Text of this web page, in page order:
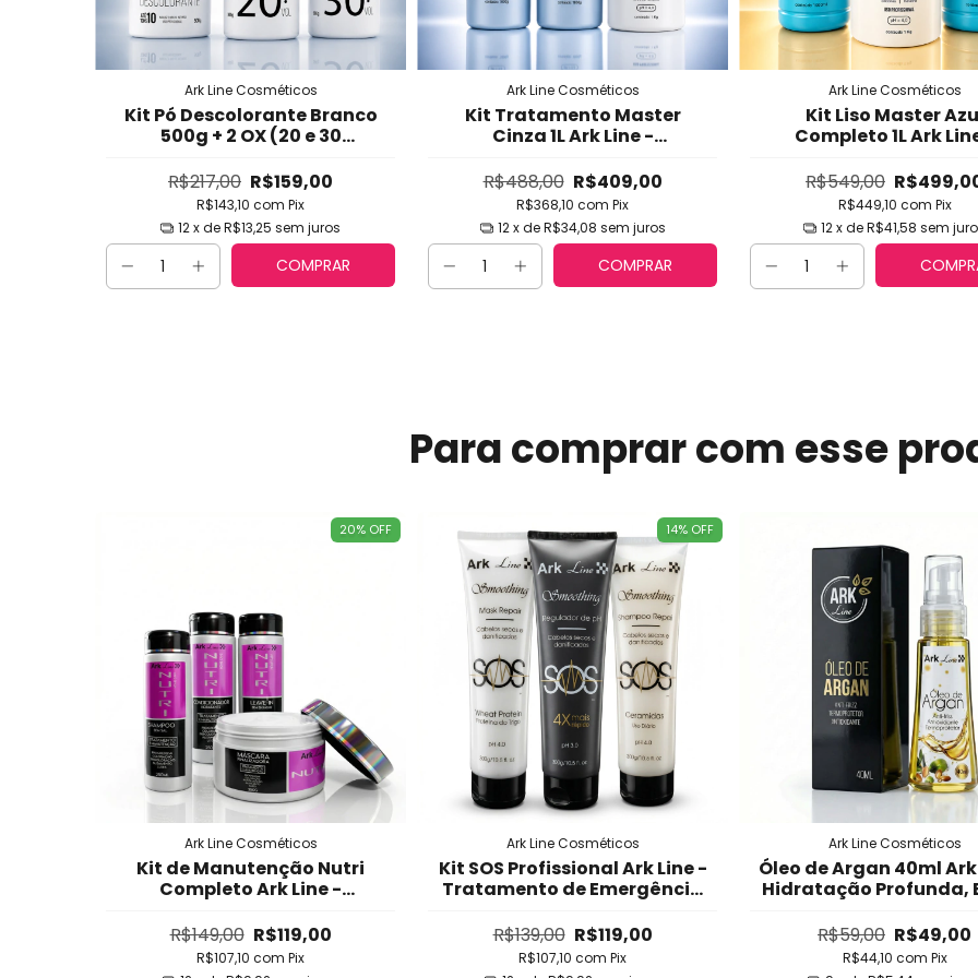
Ark Line Cosméticos
Kit Pó Descolorante Branco
500g + 2 OX (20 e 30
Clareamento Rápido,
Seguro, Uniforme e Versátil
até 10 Tons (Mechas,
Balayage, Ref
R$217,00 R$159,00
R$143,10 com Pix
12x deR$13,25 sem juros
COMPRAR
Ark Line Cosméticos
Kit Tratamento Master
Cinza 1L Ark Line -
para Cabelos Loiros, Difíceis
e Danificados (Tamanho
Profissional)
R$488,00 R$409,00
R$368,10 com Pix
12 x deR$34,08 sem juros
COMPRAR
Ark Line Cosméticos
Kit Liso Master
Completo 1L Ark
Brilho Espelhado,
Seda e Hidratação
(Shampoo + Ativo 1L
Máscara
R$549,00
R$449,10 com Pix
12x deR$41,58 sem
Para comprar com esse
20% OFF
Ark Line Cosméticos
Kit de Manutenção Nutri
Completo Ark Line -
com Protetor Térmico,
Prolonga Efeito, Controla
Frizz e Brilho (Uso Diário)
R$149,00 R$119,00
R$107,10 com Pix
14% OFF
Ark Line Cosméticos
Kit SOS Profissional Ark Line -
Tratamento de Emergência
Quebrados, Agredidos e
Fracos - Fortalecimento
Rápido em 1-2-3 Apli
R$139,00 R$119,00
R$107,10 com Pix
Ark Line Cosméticos
Óleo de Argan 40ml
Hidratação Profunda,
Zero Frizz
R$59,00 R$49,00
R$44,10 com Pix